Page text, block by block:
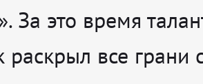
За это время
все грани